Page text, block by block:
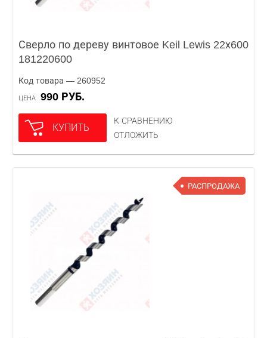
Сверло по дереву винтовое Keil Lewis 22х600
181220600
Код товара — 260952
ЦЕНА 990 РУБ.
КУПИТЬ
К СРАВНЕНИЮ
ОТЛОЖИТЬ
РАСПРОДАЖА